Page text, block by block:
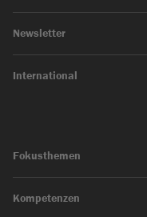
Newsletter
International
Fokusthemen
Kompetenzen